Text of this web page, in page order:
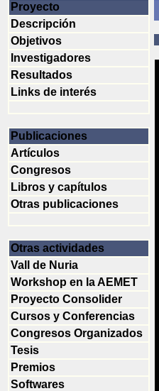
Proyecto
Descripción
Objetivos
Investigadores
Resultados
Links de interés
Publicaciones
Artículos
Congresos
Libros y capítulos
Otras publicaciones
Otras actividades
Vall de Nuria
Workshop en la AEMET
Proyecto Consolider
Cursos y Conferencias
Congresos Organizados
Tesis
Premios
Softwares